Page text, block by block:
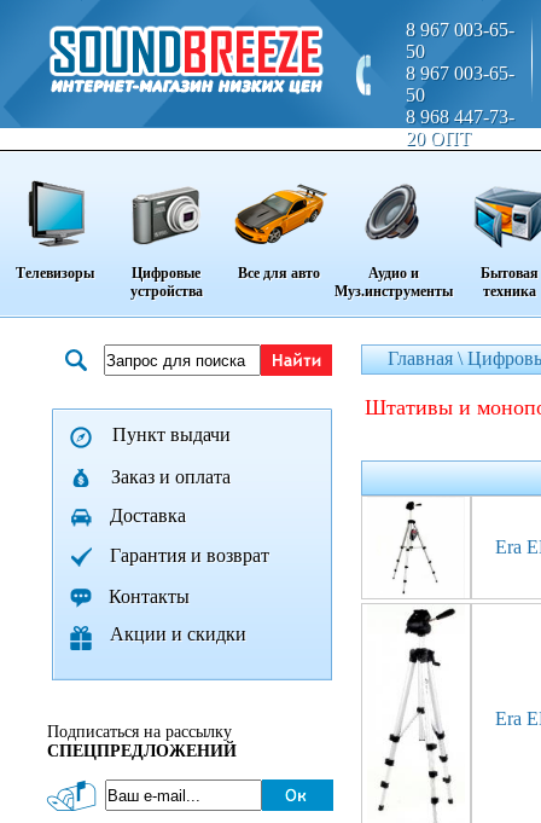
8 967 003-65-
50
8 967 003-65-
50
8 968 447-73-
20 ОПТ
Телевизоры
Цифровые
устройства
Все для авто
Аудио и
Муз.инструменты
Бытовая
техника
Пункт выдачи
Заказ и оплата
Доставка
Гарантия и возврат
Контакты
Акции и скидки
Подписаться на рассылку
СПЕЦПРЕДЛОЖЕНИЙ
Главная \
штативы и
Era
Era